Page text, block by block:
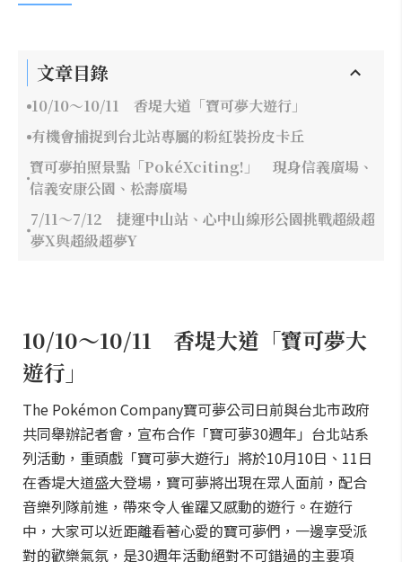
文章目錄
10/10～10/11 香堤大道「寶可夢大遊行」
有機會捕捉到台北站專屬的粉紅裝扮皮卡丘
寶可夢拍照景點「PokéXciting!」 現身信義廣場、
信義安康公園、松壽廣場
7/11～7/12 捷運中山站、心中山線形公園挑戰超級超
夢X與超級超夢Y
10/10～10/11 香堤大道「寶可夢大
遊行」
The Pokémon Company寶可夢公司日前與台北市政府
共同舉辦記者會，宣布合作「寶可夢30週年」台北站系
列活動，重頭戲「寶可夢大遊行」將於10月10日、11日
在香堤大道盛大登場，寶可夢將出現在眾人面前，配合
音樂列隊前進，帶來令人雀躍又感動的遊行。在遊行
中，大家可以近距離看著心愛的寶可夢們，一邊享受派
對的歡樂氣氛，是30週年活動絕對不可錯過的主要項